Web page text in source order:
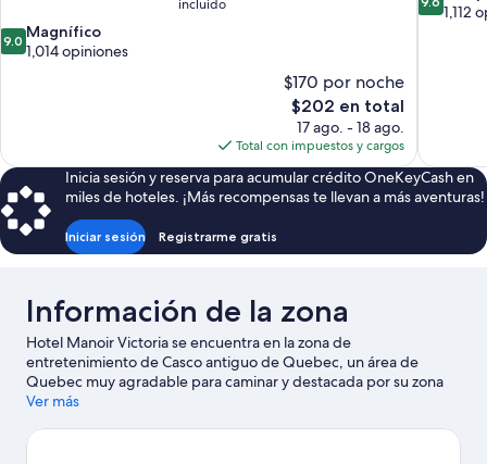
incluido
9.0
de
9.0 Magnífico
1,014 opiniones
$170 por noche
El
precio
actual
es
de
$202
$202 en total
17 ago. - 18 ago.
Total con impuestos y cargos
de 1,112
Inicia sesión y reserva para acumular crédito OneKeyCash en
miles de hoteles. ¡Más recompensas te llevan a más aventuras!
Iniciar sesión Registrarme gratis
Información de la zona
Hotel Manoir Victoria se encuentra en la zona de
entretenimiento de Casco antiguo de Quebec, un área de
Quebec muy agradable para caminar y destacada por su zona
comercial. Teatro Palacio Montcalm y Museum of Civilization son
compras pueden visitar Saint-Jean Street y Barrio Petit
Ver más